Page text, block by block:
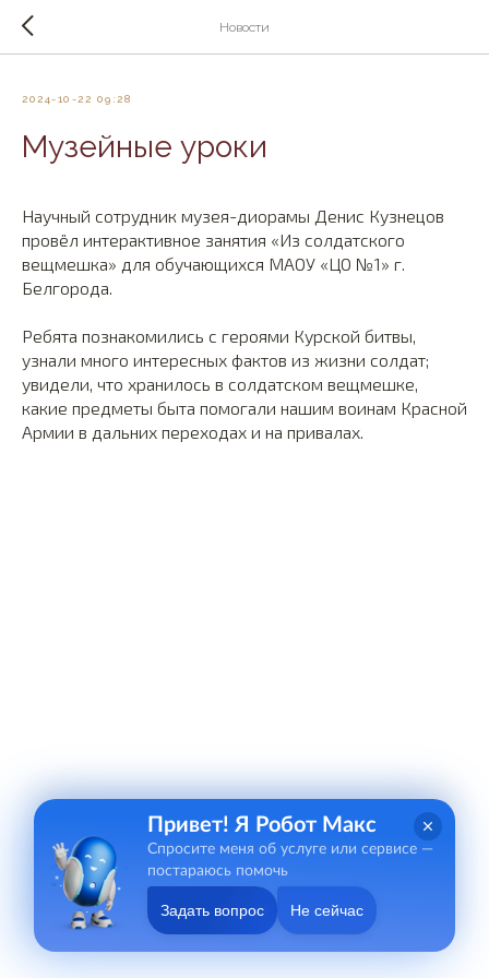
Новости
2024-10-22 09:28
Музейные уроки
Научный сотрудник музея-диорамы Денис Кузнецов
провёл интерактивное занятия «Из солдатского
вещмешка» для обучающихся МАОУ «ЦО №1» г.
Белгорода.
Ребята познакомились с героями Курской битвы,
узнали много интересных фактов из жизни солдат;
увидели, что хранилось в солдатском вещмешке,
какие предметы быта помогали нашим воинам Красной
Армии в дальних переходах и на привалах.
Привет! Я Робот Макс
Спросите меня об услуге или сервисе —
постараюсь помочь
Задать вопрос Не сейчас